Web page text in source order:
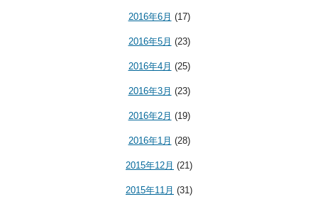
2016年6月 (17)
2016年5月 (23)
2016年4月 (25)
2016年3月 (23)
2016年2月 (19)
2016年1月 (28)
2015年12月 (21)
2015年11月 (31)